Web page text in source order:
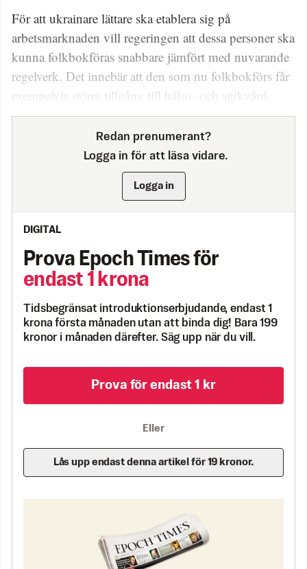
För att ukrainare lättare ska etablera sig på
arbetsmarknaden vill regeringen att dessa personer ska
kunna folkbokföras snabbare jämfört med nuvarande
regelverk. Det innebär att den som nu folkbokförs får
exempelvis större tillgång till hälso- och sjukvård.
Redan prenumerant?
Logga in för att läsa vidare.
Logga in
DIGITAL
Prova Epoch Times för
endast 1 krona
Tidsbegränsat introduktionserbjudande, endast 1
krona första månaden utan att binda dig! Bara 199
kronor i månaden därefter. Säg upp när du vill.
Prova för endast 1 kr
Eller
Lås upp endast denna artikel för 19 kronor.